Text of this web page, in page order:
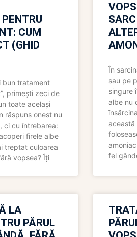
CUM
(GHID
bun tratament
primești zeci de
toate același
răspuns onest nu
ci cu întrebarea:
firele albe
treptat culoarea
vopsea? Îți
În
sau pe
singure
albe nu
această
fel
LA
PĂRUL